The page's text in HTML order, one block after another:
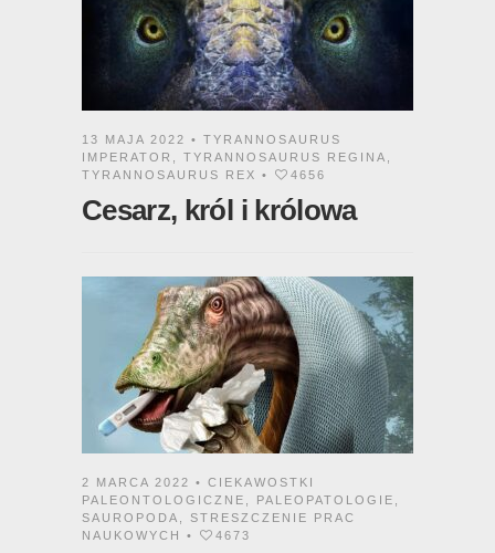
13 MAJA 2022 • TYRANNOSAURUS
IMPERATOR
TYRANNOSAURUS REGINA
TYRANNOSAURUS REX • 4656
Cesarz, król i królowa
2 MARCA 2022 • CIEKAWOSTKI
PALEONTOLOGICZNE
PALEOPATOLOGIE
SAUROPODA
STRESZCZENIE PRAC
NAUKOWYCH
• 4673